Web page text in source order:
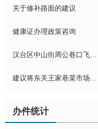
关于修补路面的建议
健康证办理政策咨询
汉台区中山街周公巷口飞利浦三洋日立技术服务部门牌危旧急需消除安全隐患
建议将东关王家巷菜市场迁入东门桥金门商城里面
办件统计